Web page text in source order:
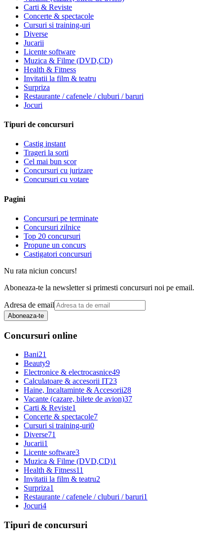
Carti & Reviste
Concerte & spectacole
Cursuri si training-uri
Diverse
Jucarii
Licente software
Muzica & Filme (DVD,CD)
Health & Fitness
Invitatii la film & teatru
Surpriza
Restaurante / cafenele / cluburi / baruri
Jocuri
Tipuri de concursuri
Castig instant
Trageri la sorti
Cel mai bun scor
Concursuri cu jurizare
Concursuri cu votare
Pagini
Concursuri pe terminate
Concursuri zilnice
Top 20 concursuri
Propune un concurs
Castigatori concursuri
Nu rata niciun concurs!
Aboneaza-te la newsletter si primesti concursuri noi pe email.
Adresa de email
Aboneaza-te
Concursuri online
Bani21
Beauty9
Electronice & electrocasnice49
Calculatoare & accesorii IT23
Haine, Incaltaminte & Accesorii28
Vacante (cazare, bilete de avion)37
Carti & Reviste1
Concerte & spectacole7
Cursuri si training-uri0
Diverse71
Jucarii1
Licente software3
Muzica & Filme (DVD,CD)1
Health & Fitness11
Invitatii la film & teatru2
Surpriza1
Restaurante / cafenele / cluburi / baruri1
Jocuri4
Tipuri de concursuri